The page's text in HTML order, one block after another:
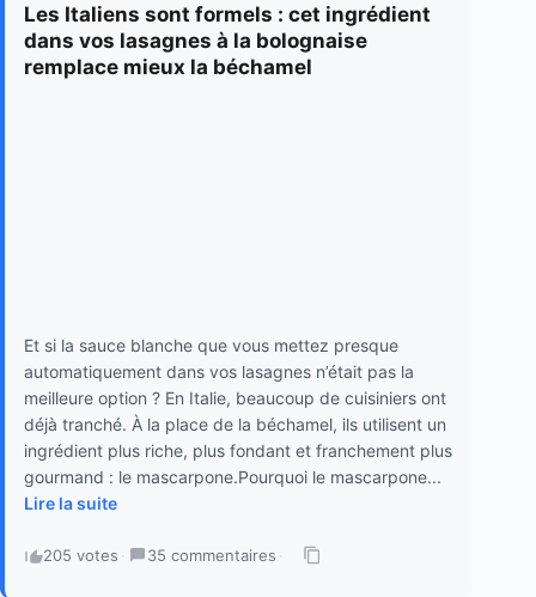
Les Italiens sont formels : cet ingrédient
dans vos lasagnes à la bolognaise
remplace mieux la béchamel
Et si la sauce blanche que vous mettez presque
automatiquement dans vos lasagnes n’était pas la
meilleure option ? En Italie, beaucoup de cuisiniers ont
déjà tranché. À la place de la béchamel, ils utilisent un
ingrédient plus riche, plus fondant et franchement plus
gourmand : le mascarpone.Pourquoi le mascarpone...
Lire la suite
205 votes · 35 commentaires ·